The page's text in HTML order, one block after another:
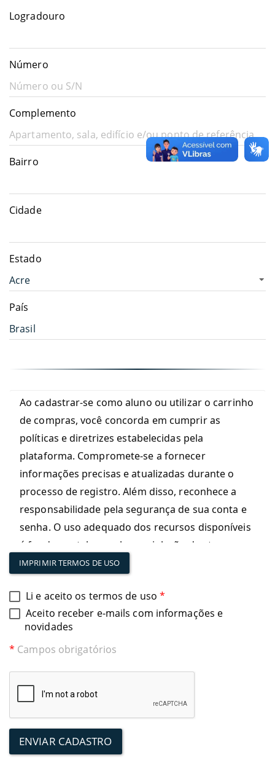
Logradouro
Número
Complemento
Bairro
Cidade
Estado
País
Ao cadastrar-se como aluno ou utilizar o carrinho
de compras, você concorda em cumprir as
políticas e diretrizes estabelecidas pela
plataforma. Compromete-se a fornecer
informações precisas e atualizadas durante o
processo de registro. Além disso, reconhece a
responsabilidade pela segurança de sua conta e
senha. O uso adequado dos recursos disponíveis
é fundamental, e qualquer violação dos termos
de uso pode resultar em medidas disciplinares,
Ao continuar utilizando nossos serviços, você
aceita integralmente os termos aqui
estabelecidos.
IMPRIMIR TERMOS DE USO
Li e aceito os termos de uso*
Aceito receber e-mails com informações e
novidades
* Campos obrigatórios